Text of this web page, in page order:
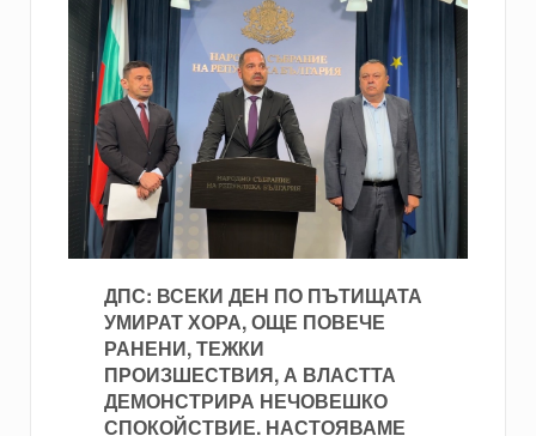
ДПС: ВСЕКИ ДЕН ПО ПЪТИЩАТА
УМИРАТ ХОРА, ОЩЕ ПОВЕЧЕ
РАНЕНИ, ТЕЖКИ
ПРОИЗШЕСТВИЯ, А ВЛАСТТА
ДЕМОНСТРИРА НЕЧОВЕШКО
СПОКОЙСТВИЕ. НАСТОЯВАМЕ